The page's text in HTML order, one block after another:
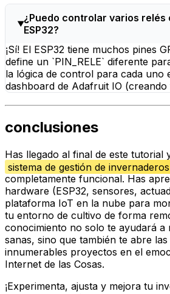
¿Puedo controlar varios relés
ESP32?
¡Sí! El ESP32 tiene muchos pines
define un `PIN_RELE` diferente
la lógica de control para cada uno
dashboard de Adafruit IO (creando
conclusiones
Has llegado al final de este tutorial
sistema de gestión de
completamente funcional. Has
hardware (ESP32, sensores,
plataforma IoT en la nube para
tu entorno de cultivo de forma
conocimiento no solo te ayudará a
sanas, sino que también te abre
innumerables proyectos en el
Internet de las Cosas.
¡Experimenta, ajusta y mejora tu